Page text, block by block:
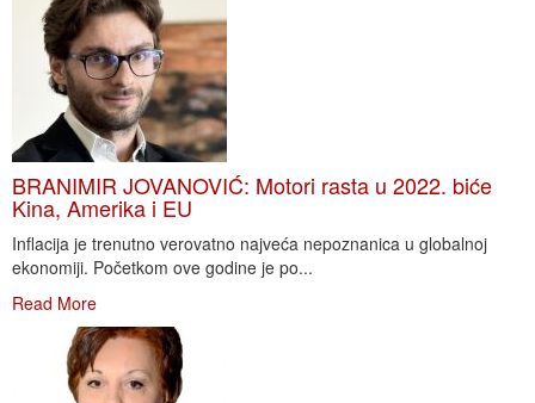
BRANIMIR JOVANOVIĆ: Motori rasta u 2022. biće
Kina, Amerika i EU
Inflacija je trenutno verovatno najveća nepoznanica u globalnoj
ekonomiji. Početkom ove godine je po...
Read More